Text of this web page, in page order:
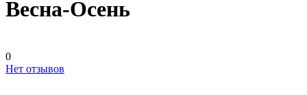
Весна-Осень
0
Нет отзывов